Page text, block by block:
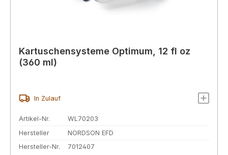
Kartuschensysteme Optimum, 12 fl oz
(360 ml)
In Zulauf
Artikel-Nr.
WL70203
Hersteller
NORDSON EFD
Hersteller-Nr.
7012407